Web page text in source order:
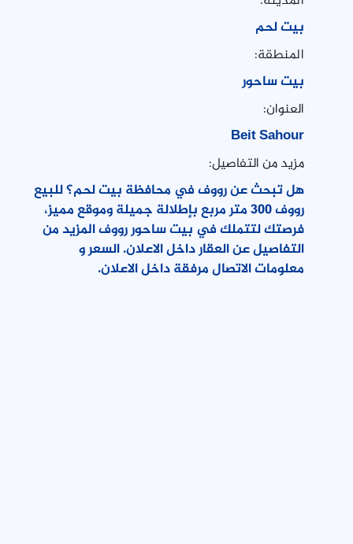
بيت لحم
المنطقة:
بيت ساحور
العنوان:
Beit Sahour
مزيد من التفاصيل:
هل تبحث عن رووف في محافظة بيت لحم؟ للبيع
رووف 300 متر مربع بإطلالة جميلة وموقع مميز،
فرصتك لتتملك في بيت ساحور رووف المزيد من
التفاصيل عن العقار داخل الاعلان. السعر و
معلومات الاتصال مرفقة داخل الاعلان.